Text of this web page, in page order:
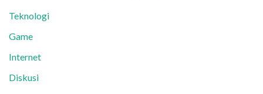
Teknologi
Game
Internet
Diskusi